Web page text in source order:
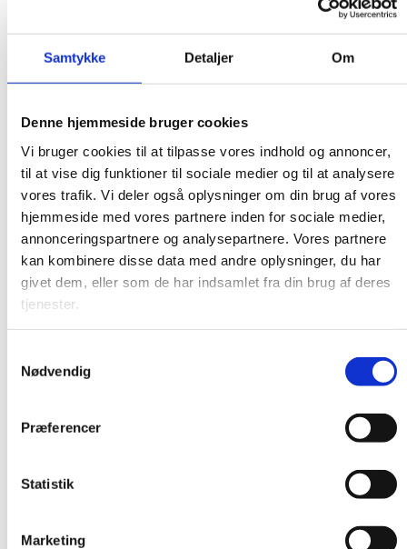
Samtykke Detaljer Om
Denne hjemmeside bruger cookies
Vi bruger cookies til at tilpasse vores indhold og annoncer,
til at vise dig funktioner til sociale medier og til at analysere
vores trafik. Vi deler også oplysninger om din brug af vores
hjemmeside med vores partnere inden for sociale medier,
annonceringspartnere og analysepartnere. Vores partnere
kan kombinere disse data med andre oplysninger, du har
givet dem, eller som de har indsamlet fra din brug af deres
tjenester.
Nødvendig
Præferencer
Statistik
Marketing